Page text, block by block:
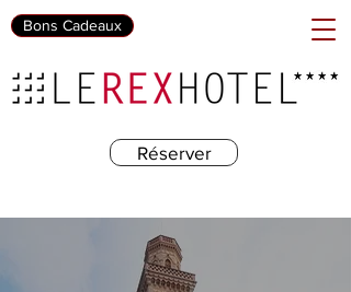
Bons Cadeaux
Réserver